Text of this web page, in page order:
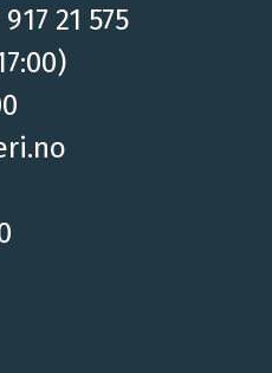
21 575